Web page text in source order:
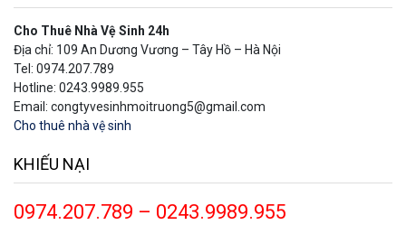
Cho Thuê Nhà Vệ Sinh 24h
Địa chỉ: 109 An Dương Vương – Tây Hồ – Hà Nội
Tel: 0974.207.789
Hotline: 0243.9989.955
Email: congtyvesinhmoitruong5@gmail.com
Cho thuê nhà vệ sinh
KHIẾU NẠI
0974.207.789 – 0243.9989.955